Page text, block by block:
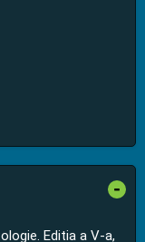
-
Editia a V-a,